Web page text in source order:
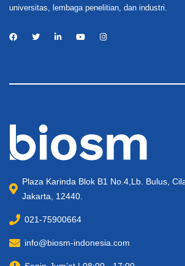
universitas, lembaga penelitian, dan industri.
Plaza Karinda Blok B1 No.4,Lb. Bulus,
Jakarta, 12440.
021-75900664
info@biosm-indonesia.com